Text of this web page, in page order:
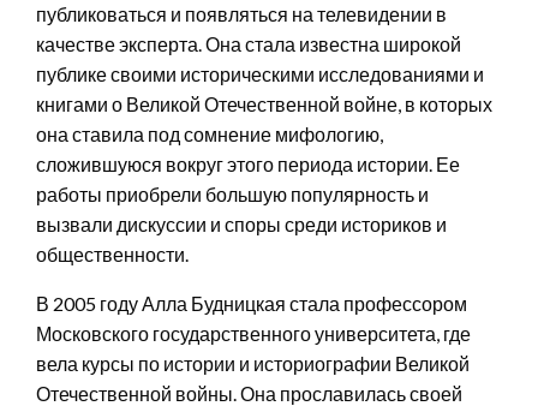
публиковаться и появляться на телевидении в
качестве эксперта. Она стала известна широкой
публике своими историческими исследованиями и
книгами о Великой Отечественной войне, в которых
она ставила под сомнение мифологию,
сложившуюся вокруг этого периода истории. Ее
работы приобрели большую популярность и
вызвали дискуссии и споры среди историков и
общественности.
В 2005 году Алла Будницкая стала профессором
Московского государственного университета, где
вела курсы по истории и историографии Великой
Отечественной войны. Она прославилась своей